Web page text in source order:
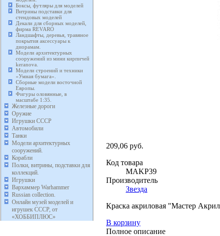
Боксы, футляры для моделей
Витрины подставки для
стендовых моделей
Декали для сборных моделей,
фирма REVARO
Ландшафты, деревья, травяное
покрытия аксессуары к
диорамам.
Модели архитектурных
сооружений из мини кирпичей
keranova.
Модели строений и техники
«Умная бумага».
Сборные модели восточной
Европы.
Фигуры оловянные, в
масштабе 1:35.
Железные дороги
Оружие
Игрушки СССР
Автомобили
Танки
Модели архитектурных
сооружений.
Корабли
Полки, витрины, подставки для
коллекций.
Игрушки
Вархаммер Warhammer
Russian collection.
Онлайн музей моделей и
игрушек СССР, от
«ХОББИПЛЮС»
209,06 руб.
Код товара
MAKP39
Производитель
Звезда
Краска акриловая "Мастер
В корзину
Полное описание